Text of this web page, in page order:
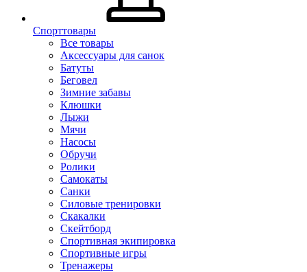
Спорттовары
Все товары
Аксессуары для санок
Батуты
Беговел
Зимние забавы
Клюшки
Лыжи
Мячи
Насосы
Обручи
Ролики
Самокаты
Санки
Силовые тренировки
Скакалки
Скейтборд
Спортивная экипировка
Спортивные игры
Тренажеры